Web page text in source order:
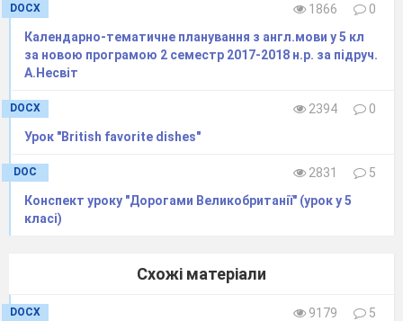
DOCX 1866
0
Календарно-тематичне планування з англ.мови у 5 кл
за новою програмою 2 семестр 2017-2018 н.р. за підруч.
А.Несвіт
DOCX 2394
0
Урок "British favorite dishes"
DOC 2831
5
Конспект уроку "Дорогами Великобританії" (урок у 5
класі)
Схожі матеріали
DOCX 9179
5